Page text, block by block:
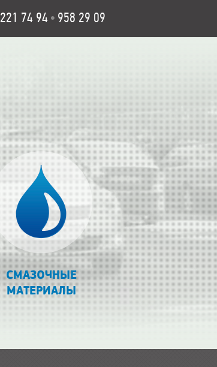
221 74 94 • 958 29 09
СМАЗОЧНЫЕ
МАТЕРИАЛЫ